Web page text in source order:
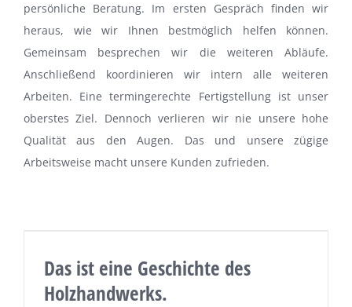
persönliche Beratung. Im ersten Gespräch finden wir
heraus, wie wir Ihnen bestmöglich helfen können.
Gemeinsam besprechen wir die weiteren Abläufe.
Anschließend koordinieren wir intern alle weiteren
Arbeiten. Eine termingerechte Fertigstellung ist unser
oberstes Ziel. Dennoch verlieren wir nie unsere hohe
Qualität aus den Augen. Das und unsere zügige
Arbeitsweise macht unsere Kunden zufrieden.
Das ist eine Geschichte des
Holzhandwerks.